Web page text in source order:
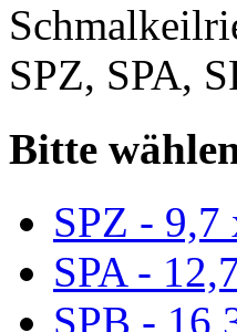
SPZ, SPA,
Bitte
SPZ - 9,7
SPA -
SPB -